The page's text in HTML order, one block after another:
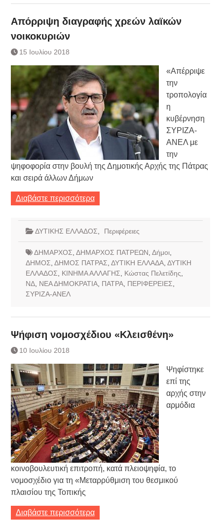
Απόρριψη διαγραφής χρεών λαϊκών
νοικοκυριών
15 Ιουλίου 2018
«Απέρριψε
την
τροπολογία
η
κυβέρνηση
ΣΥΡΙΖΑ-
ΑΝΕΛ με
την
ψηφοφορία στην βουλή της Δημοτικής Αρχής της Πάτρας
και σειρά άλλων Δήμων
Διαβάστε περισσότερα
ΔΥΤΙΚΗΣ ΕΛΛΑΔΟΣ Περιφέρειες
ΔΗΜΑΡΧΟΣ ΔΗΜΑΡΧΟΣ ΠΑΤΡΕΩΝ Δήμοι,
ΔΗΜΟΣ ΔΗΜΟΣ ΠΑΤΡΑΣ ΔΥΤΙΚΗ ΕΛΛΑΔΑ, ΔΥΤΙΚΗ
ΕΛΛΑΔΟΣ
ΚΙΝΗΜΑ ΑΛΛΑΓΗΣ Κώστας Πελετίδης
ΝΔ, ΝΕΑ ΔΗΜΟΚΡΑΤΙΑ, ΠΑΤΡΑ, ΠΕΡΙΦΕΡΕΙΕΣ
ΣΥΡΙΖΑ-ΑΝΕΛ
Ψήφιση νομοσχέδιου «Κλεισθένη»
10 Ιουλίου 2018
Ψηφίστηκε
επί της
αρχής στην
αρμόδια
κοινοβουλευτική επιτροπή, κατά πλειοψηφία, το
νομοσχέδιο για τη «Μεταρρύθμιση του θεσμικού
πλαισίου της Τοπικής
Διαβάστε περισσότερα